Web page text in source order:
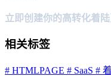
立即创建你的高转化着陆
相关标签
# HTMLPAGE # SaaS #